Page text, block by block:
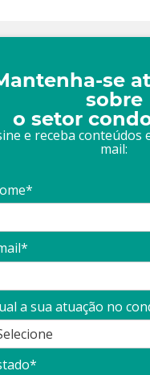
se
sobre
o setor
e receba conteúdos
mail:
a sua atuação no